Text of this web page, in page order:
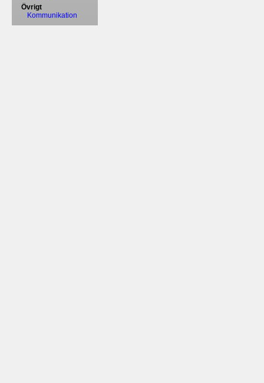
Övrigt
Kommunikation